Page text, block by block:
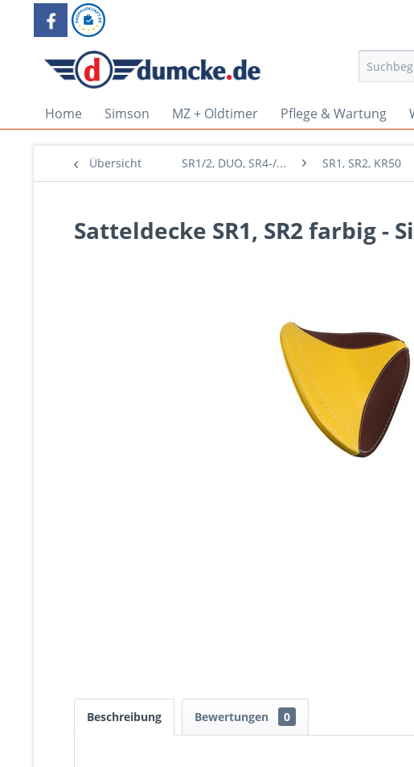
Home Simson MZ + Oldtimer Pflege & Wartung
Übersicht SR1/2, DUO, SR4-/... SR1, SR2, KR50
Satteldecke SR1, SR2 farbig -
Beschreibung Bewertungen 0